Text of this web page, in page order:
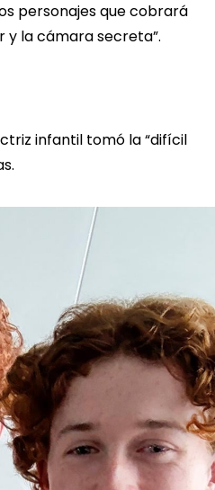
personajes que cobrará
y la cámara secreta”.
infantil tomó la “difícil